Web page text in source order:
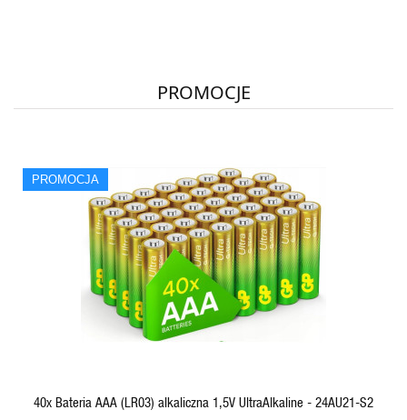
PROMOCJE
PROMOCJA
QUICK VIEW
40x Bateria AAA (LR03) alkaliczna 1,5V UltraAlkaline - 24AU21-S2